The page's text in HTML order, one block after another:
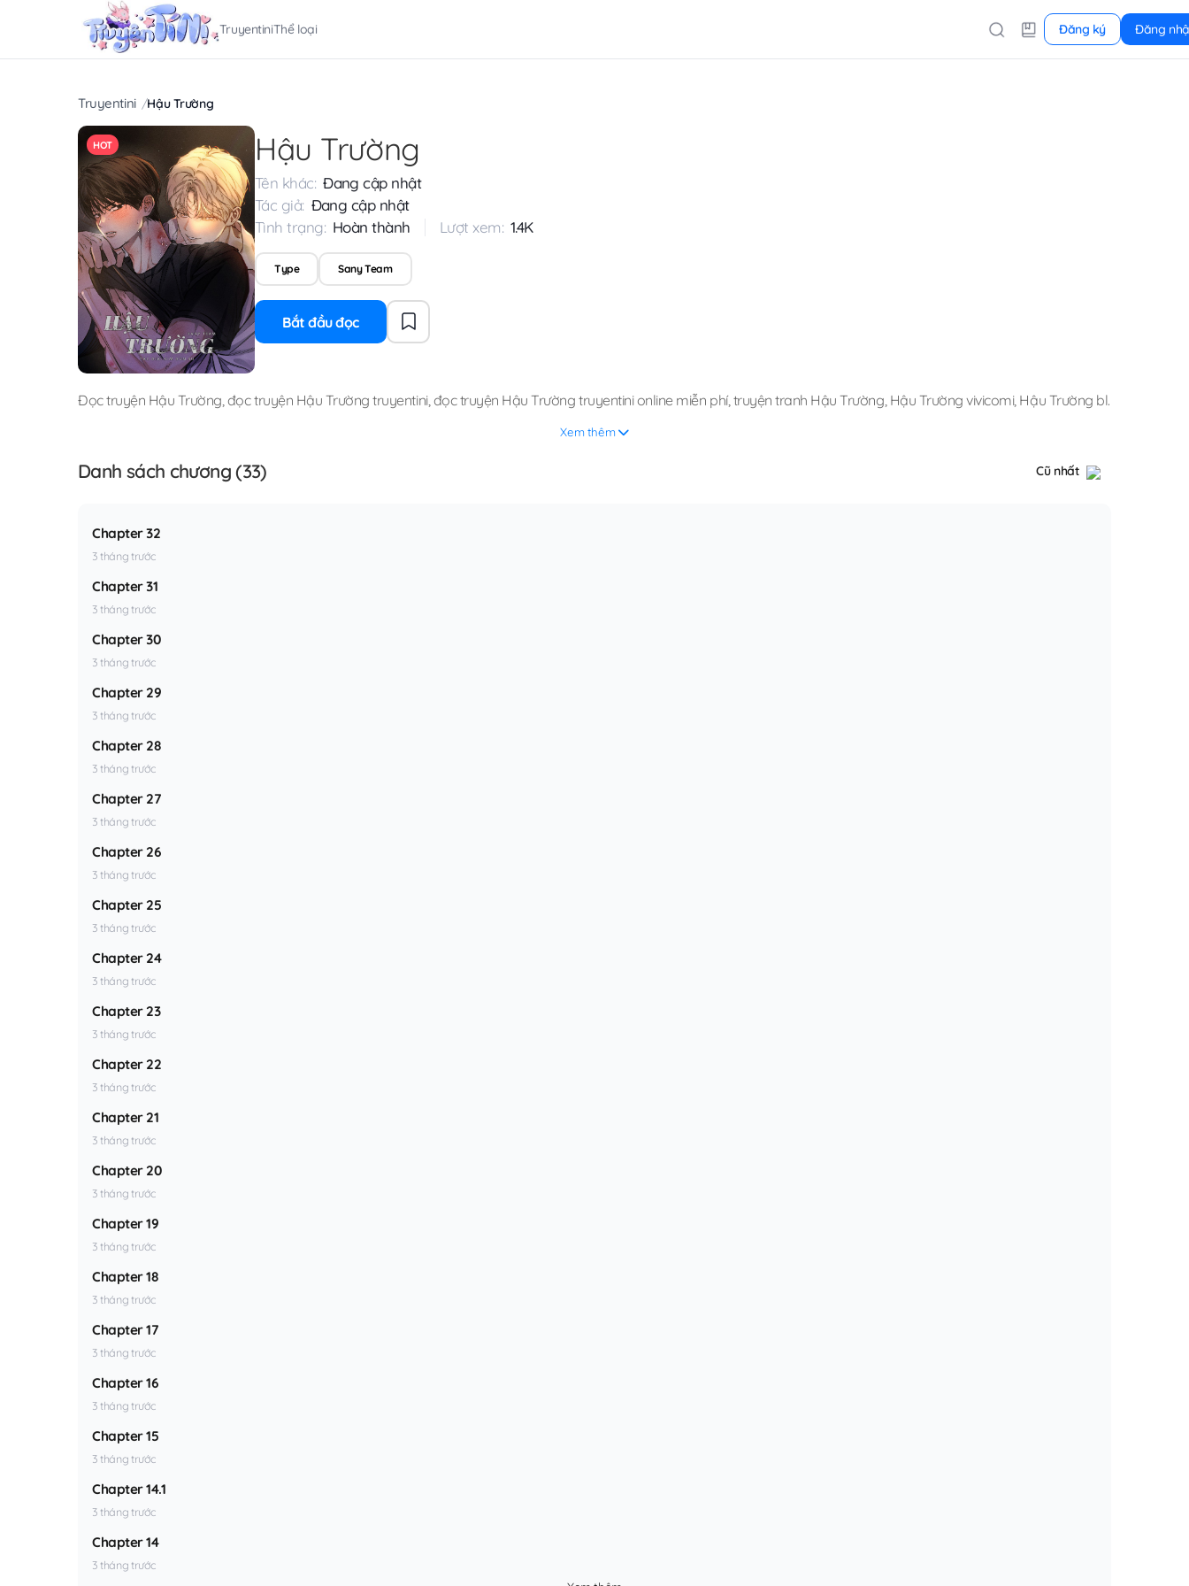
TruyentiniThể loại Đăng ký Đăng
Truyentini Hậu Trường
HOT Hậu Trường
Tên khác: Đang cập nhật
Tác giả: Đang cập nhật
Tình trạng: Hoàn thành Lượt xem: 1.4K
Type Sany Team
Bắt đầu đọc
Đọc truyện Hậu Trường,đọc truyện Hậu Trường truyentini,đọc truyện Hậu Trường truyentini online miễn phí,truyện tranh Hậu Trường, Hậu Trường vivicomi, Hậu Trường bl.
Xem thêm
Danh sách chương (33) Cũ nhất
Chapter 32
3 tháng trước
Chapter 31
3 tháng trước
Chapter 30
3 tháng trước
Chapter 29
3 tháng trước
Chapter 28
3 tháng trước
Chapter 27
3 tháng trước
Chapter 26
3 tháng trước
Chapter 25
3 tháng trước
Chapter 24
3 tháng trước
Chapter 23
3 tháng trước
Chapter 22
3 tháng trước
Chapter 21
3 tháng trước
Chapter 20
3 tháng trước
Chapter 19
3 tháng trước
Chapter 18
3 tháng trước
Chapter 17
3 tháng trước
Chapter 16
3 tháng trước
Chapter 15
3 tháng trước
Chapter 14.1
3 tháng trước
Chapter 14
3 tháng trước